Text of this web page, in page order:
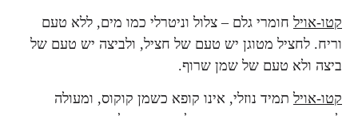
חומרי גלם – צלול וניטרלי כמו מים, ללא טעם
מטוגן יש טעם של חציל, ולביצה יש טעם של
טעם של שמן שרוף.
תמיד נוזלי, אינו קופא כשמן קוקוס, ומעולה